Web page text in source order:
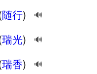
随行) 🔊
瑞光) 🔊
瑞香) 🔊